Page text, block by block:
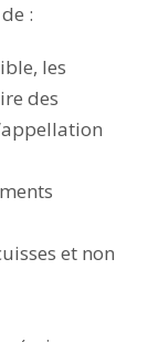
:
les
des
et non